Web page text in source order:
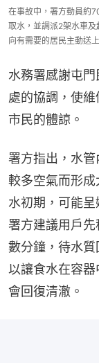
在事故中，署方動員約
取水，並調派2架水車
向有需要的居民主動送
水務署感謝屯
處的協調，使
市民的體諒。
署方指出，水
較多空氣而形
水初期，可能
署方建議用戶
數分鐘，待水
以讓食水在容
會回復清澈。